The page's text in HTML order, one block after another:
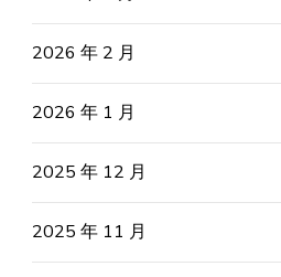
2026 年 2 月
2026 年 1 月
2025 年 12 月
2025 年 11 月